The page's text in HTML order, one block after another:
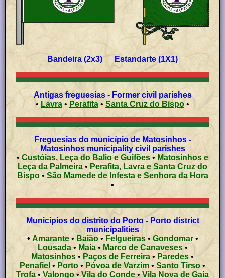
Bandeira (2x3) Estandarte (1X1)
Antigas freguesias - Former civil parishes
• Lavra • Perafita • Santa Cruz do Bispo •
Freguesias do município de Matosinhos -
Matosinhos municipality civil parishes
•
Custóias, Leça do Balio e Guifões • Matosinhos e
Leça da Palmeira• Perafita, Lavra e Santa Cruz do
Bispo•
São Mamede de Infesta e Senhora da Hora
•
Municípios do distrito do Porto - Porto district
municipalities
• Amarante• Baião• Felgueiras• Gondomar•
Lousada• Maia• Marco de Canaveses•
Matosinhos • Paços de Ferreira • Paredes •
Penafiel • Porto • Póvoa de Varzim • Santo Tirso•
Trofa • Valongo• Vila do Conde•Vila Nova de Gaia